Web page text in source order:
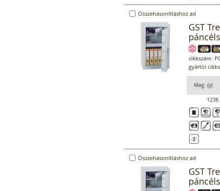
Összehasonlításhoz ad
GST
cikkszám:
gyártói
Mag. (y)
1236
Összehasonlításhoz ad
GST